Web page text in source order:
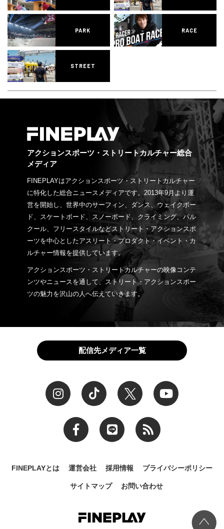
PARK RACE
STREET
アクションスポーツ・ストリートカルチャー総合
メディア
FINEPLAYはアクションスポーツ・ストリートカルチャー
に特化した総合ニュースメディアです。2013年9月より運
営を開始し、世界中のサーフィン、ダンス、ウェイクボー
ド、スケートボード、スノーボード、クライミング、パル
クール、フリースタイルなどストリート・アクションスポ
ーツを中心としたアスリート・プロダクト・イベント・カ
ルチャー情報を提供しています。
アクションスポーツ・ストリートカルチャーの映像コンテ
ンツやニュースを通して、ストリート・アクションスポー
ツの魅力を沢山の人へ伝えていきます。
配信先メディア一覧
FINEPLAYとは 運営会社 採用情報 プライバシーポリシー
サイトマップ お問い合わせ